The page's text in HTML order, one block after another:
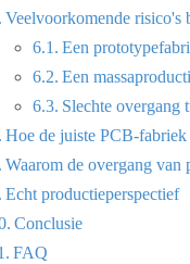
Veelvoorkomende risico's
Een
Een
Slechte overgang
Hoe de juiste PCB-
Waarom de overgang
Echt productieperspectief
Conclusie
FAQ